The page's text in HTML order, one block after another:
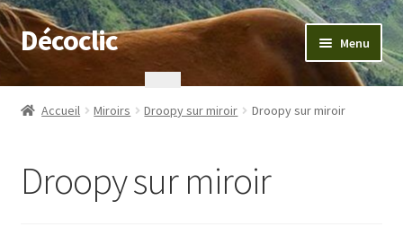
Aller
à
navigation
Aller
au
Décoclic Menu
Accueil
Commande
Accueil Miroirs Droopy sur miroir Droopy sur miroir
Droopy sur miroir